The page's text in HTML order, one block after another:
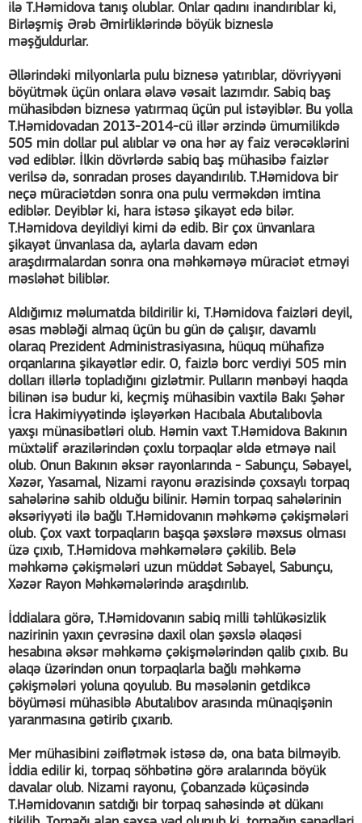
ilə T.Həmidova tanış olublar. Onlar qadını inandırıblar ki,
Birləşmiş Ərəb Əmirliklərində böyük bizneslə
məşğuldurlar.
Əllərindəki milyonlarla pulu biznesə yatırıblar, dövriyyəni
böyütmək üçün onlara əlavə vəsait lazımdır. Sabiq baş
mühasibdən biznesə yatırmaq üçün pul istəyiblər. Bu yolla
T.Həmidovadan 2013-2014-cü illər ərzində ümumilikdə
505 min dollar pul alıblar və ona hər ay faiz verəcəklərini
vəd ediblər. İlkin dövrlərdə sabiq baş mühasibə faizlər
verilsə də, sonradan proses dayandırılıb. T.Həmidova bir
neçə müraciətdən sonra ona pulu verməkdən imtina
ediblər. Deyiblər ki, hara istəsə şikayət edə bilər.
T.Həmidova deyildiyi kimi də edib. Bir çox ünvanlara
şikayət ünvanlasa da, aylarla davam edən
araşdırmalardan sonra ona məhkəməyə müraciət etməyi
məsləhət biliblər.
Aldığımız məlumatda bildirilir ki, T.Həmidova faizləri deyil,
əsas məbləği almaq üçün bu gün də çalışır, davamlı
olaraq Prezident Administrasiyasına, hüquq mühafizə
orqanlarına şikayətlər edir. O, faizlə borc verdiyi 505 min
dolları illərlə topladığını gizlətmir. Pulların mənbəyi haqda
bilinən isə budur ki, keçmiş mühasibin vaxtilə Bakı Şəhər
İcra Hakimiyyətində işləyərkən Hacıbala Abutalıbovla
yaxşı münasibətləri olub. Həmin vaxt T.Həmidova Bakının
müxtəlif ərazilərindən çoxlu torpaqlar əldə etməyə nail
olub. Onun Bakının əksər rayonlarında - Sabunçu, Səbayel,
Xəzər, Yasamal, Nizami rayonu ərazisində çoxsaylı torpaq
sahələrinə sahib olduğu bilinir. Həmin torpaq sahələrinin
əksəriyyəti ilə bağlı T.Həmidovanın məhkəmə çəkişmələri
olub. Çox vaxt torpaqların başqa şəxslərə məxsus olması
üzə çıxıb, T.Həmidova məhkəmələrə çəkilib. Belə
məhkəmə çəkişmələri uzun müddət Səbayel, Sabunçu,
Xəzər Rayon Məhkəmələrində araşdırılıb.
İddialara görə, T.Həmidovanın sabiq milli təhlükəsizlik
nazirinin yaxın çevrəsinə daxil olan şəxslə əlaqəsi
hesabına əksər məhkəmə çəkişmələrindən qalib çıxıb. Bu
əlaqə üzərindən onun torpaqlarla bağlı məhkəmə
çəkişmələri yoluna qoyulub. Bu məsələnin getdikcə
böyüməsi mühasiblə Abutalıbov arasında münaqişənin
yaranmasına gətirib çıxarıb.
Mer mühasibini zəiflətmək istəsə də, ona bata bilməyib.
İddia edilir ki, torpaq söhbətinə görə aralarında böyük
davalar olub. Nizami rayonu, Çobanzadə küçəsində
T.Həmidovanın satdığı bir torpaq sahəsində ət dükanı